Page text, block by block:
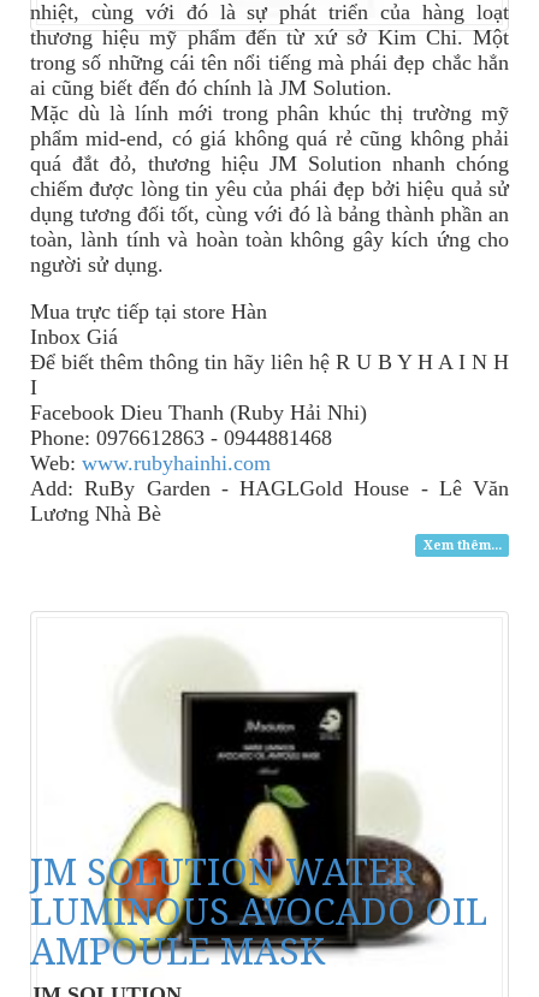
nhiệt, cùng với đó là sự phát triển của hàng loạt
thương hiệu mỹ phẩm đến từ xứ sở Kim Chi. Một
trong số những cái tên nổi tiếng mà phái đẹp chắc hẳn
ai cũng biết đến đó chính là JM Solution.
Mặc dù là lính mới trong phân khúc thị trường mỹ
phẩm mid-end, có giá không quá rẻ cũng không phải
quá đắt đỏ, thương hiệu JM Solution nhanh chóng
chiếm được lòng tin yêu của phái đẹp bởi hiệu quả sử
dụng tương đối tốt, cùng với đó là bảng thành phần an
toàn, lành tính và hoàn toàn không gây kích ứng cho
người sử dụng.
Mua trực tiếp tại store Hàn
Inbox Giá
Để biết thêm thông tin hãy liên hệ R U B Y H A I N H
I
Facebook Dieu Thanh (Ruby Hải Nhi)
Phone: 0976612863 - 0944881468
Web: www.rubyhainhi.com
Add: RuBy Garden - HAGLGold House - Lê Văn
Lương Nhà Bè
Xem thêm...
JM SOLUTION WATER
LUMINOUS AVOCADO OIL
AMPOULE MASK